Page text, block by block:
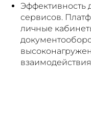
Эффективность
сервисов.
личные